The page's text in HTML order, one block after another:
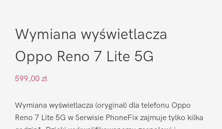
Wymiana wyświetlacza
Oppo Reno 7 Lite 5G
599,00 zł
Wymiana wyświetlacza (oryginał) dla telefonu Oppo
Reno 7 Lite 5G w Serwisie PhoneFix zajmuje tylko kilka